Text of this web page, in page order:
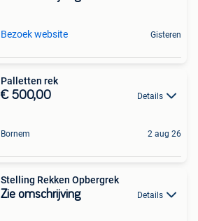
Bezoek website Gisteren
Palletten rek
€ 500,00 Details
Bornem 2 aug 26
Stelling Rekken Opbergrek
Zie omschrijving Details